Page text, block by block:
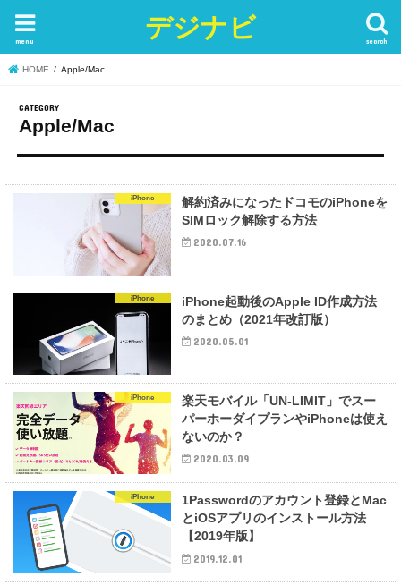
デジナビ search
menu
HOME Apple/Mac
Apple/Mac
iPhone
解約済みになったドコモのiPhoneを
SIMロック解除する方法
2020.07.16
iPhone
iPhone起動後のApple ID作成方法
のまとめ（2021年改訂版）
2020.05.01
iPhone
楽天モバイル「UN-LIMIT」でスー
パーホーダイプランやiPhoneは使え
ないのか？
2020.03.09
iPhone
1Passwordのアカウント登録とMac
とiOSアプリのインストール方法
【2019年版】
2019.12.01